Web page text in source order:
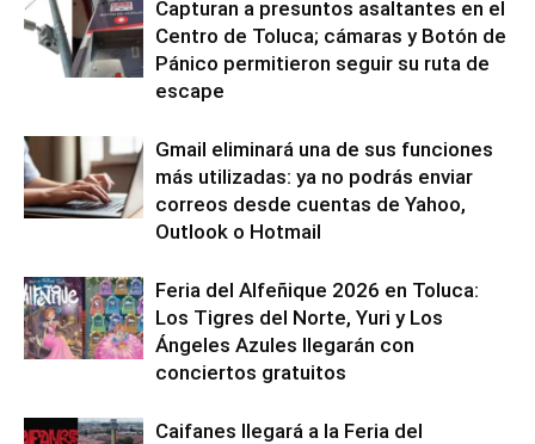
Capturan a presuntos asaltantes en el
Centro de Toluca; cámaras y Botón de
Pánico permitieron seguir su ruta de
escape
Gmail eliminará una de sus funciones
más utilizadas: ya no podrás enviar
correos desde cuentas de Yahoo,
Outlook o Hotmail
Feria del Alfeñique 2026 en Toluca:
Los Tigres del Norte, Yuri y Los
Ángeles Azules llegarán con
conciertos gratuitos
Caifanes llegará a la Feria del